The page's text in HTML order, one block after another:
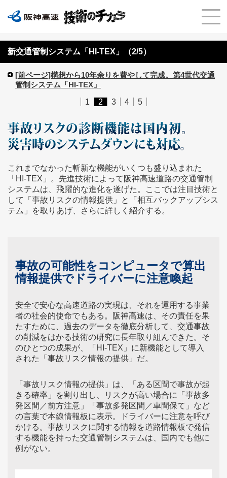
新交通管制システム「HI-TEX」（2/5）
[前ページ]構想から10年余りを費やして完成。第4世代交通
管制システム「HI-TEX」
1 2 3 4 5
これまでなかった斬新な機能がいくつも盛り込まれた
「HI-TEX」。先進技術によって阪神高速道路の交通管制
システムは、飛躍的な進化を遂げた。ここでは注目技術と
して「事故リスクの情報提供」と「相互バックアップシス
テム」を取りあげ、さらに詳しく紹介する。
事故の可能性をコンピュータで算出
情報提供でドライバーに注意喚起
安全で安心な高速道路の実現は、それを運用する事業
者の社会的使命でもある。阪神高速は、その責任を果
たすために、過去のデータを徹底分析して、交通事故
の削減をはかる技術の研究に長年取り組んできた。そ
のひとつの成果が、「HI-TEX」に新機能として導入
された「事故リスク情報の提供」だ。
「事故リスク情報の提供」は、「ある区間で事故が起
きる確率」を割り出し、リスクが高い場合に「事故多
発区間／前方注意」「事故多発区間／車間保て」など
の言葉で本線情報板に表示。ドライバーに注意を呼び
かける。事故リスクに関する情報を道路情報板で発信
する機能を持った交通管制システムは、国内でも他に
例がない。